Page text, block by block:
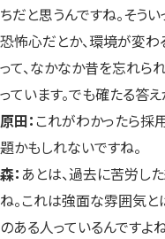
ちだと思うんですね。そう
恐怖心だとか、環境が変わ
って、なかなか昔を忘れら
っています。でも確たる答
原田： これがわかったら採
題かもしれないですね。
森： あとは、過去に苦労し
ね。これは強面な雰囲気と
のある人っているんですよ